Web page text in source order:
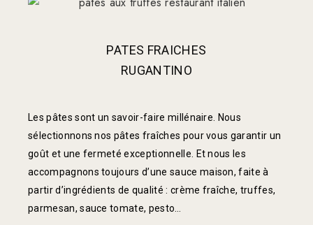
PATES FRAICHES
RUGANTINO
Les pâtes sont un savoir-faire millénaire. Nous
sélectionnons nos pâtes fraîches pour vous garantir un
goût et une fermeté exceptionnelle. Et nous les
accompagnons toujours d’une sauce maison, faite à
partir d’ingrédients de qualité : crème fraîche, truffes,
parmesan, sauce tomate, pesto…